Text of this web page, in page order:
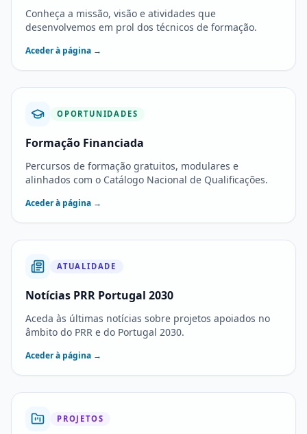
Conheça a missão, visão e atividades que
desenvolvemos em prol dos técnicos de formação.
Aceder à página →
OPORTUNIDADES
Formação Financiada
Percursos de formação gratuitos, modulares e
alinhados com o Catálogo Nacional de Qualificações.
Aceder à página →
ATUALIDADE
Notícias PRR Portugal 2030
Aceda às últimas notícias sobre projetos apoiados no
âmbito do PRR e do Portugal 2030.
Aceder à página →
PROJETOS